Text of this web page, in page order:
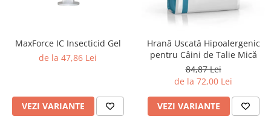
MaxForce IC Insecticid Gel
de la 47,86 Lei
VEZI VARIANTE
Hrană Uscată Hipoalergenic
pentru Câini de Talie Mică
84,87 Lei
de la 72,00 Lei
VEZI VARIANTE